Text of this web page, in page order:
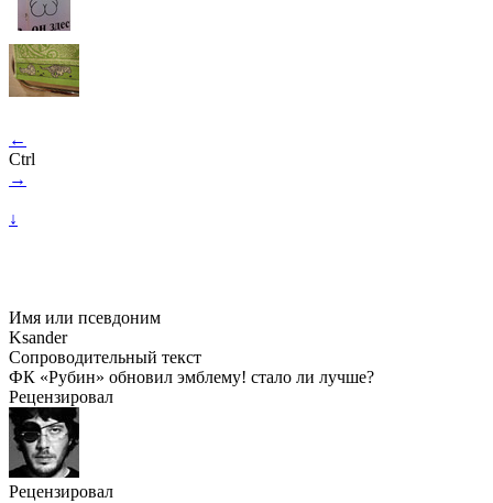
←
Ctrl
→
↓
Имя или псевдоним
Ksander
Сопроводительный текст
ФК «Рубин» обновил эмблему! стало ли лучше?
Рецензировал
Рецензировал